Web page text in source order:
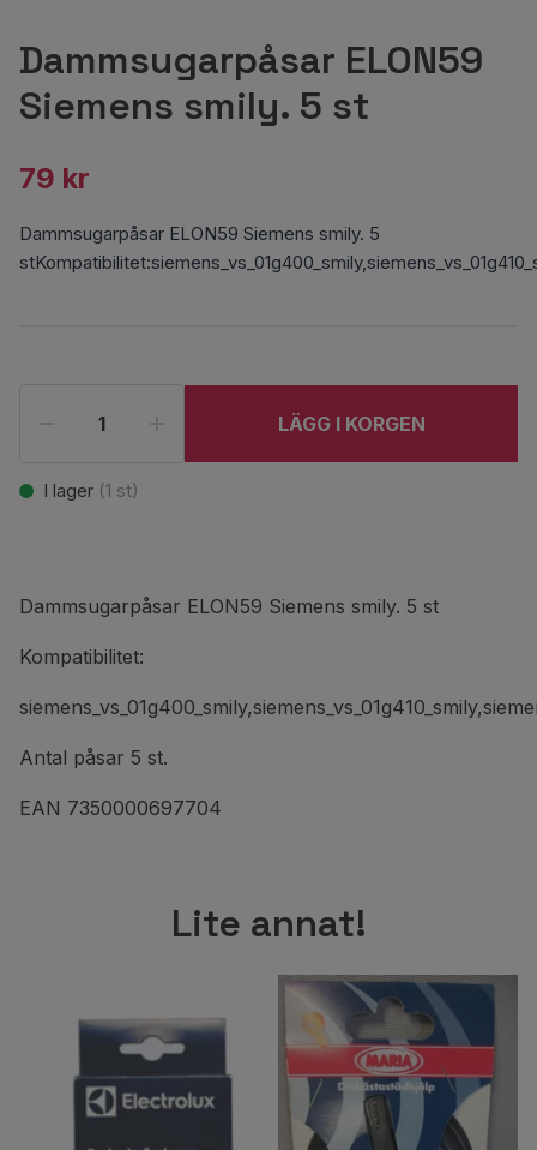
Dammsugarpåsar ELON59
Siemens smily. 5 st
79 kr
Dammsugarpåsar ELON59 Siemens smily. 5
LÄGG I KORGEN
I lager (1 st)
Dammsugarpåsar ELON59 Siemens smily. 5 st
Kompatibilitet:
Antal påsar 5 st.
EAN 7350000697704
Lite annat!